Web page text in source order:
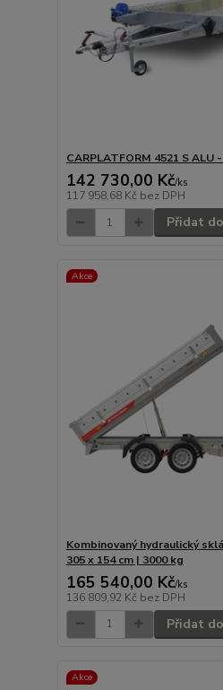
CARPLATFORM 4521 S ALU
142 730,00 Kč/ks
117 958,68 Kč bez DPH
Přidat
Akce
Kombinovaný hydraulický
305 x 154 cm | 3000 kg
165 540,00 Kč/ks
136 809,92 Kč bez DPH
Přidat
Akce